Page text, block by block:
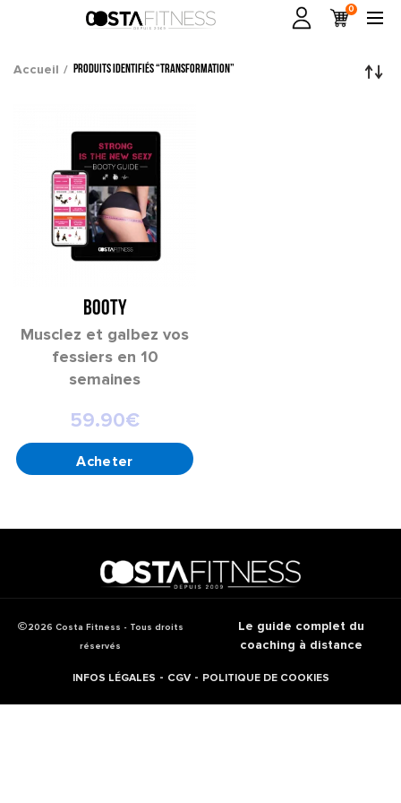
0
Accueil Produits identifiés “transformation”
BOOTY
Musclez et galbez vos
fessiers en 10
semaines
59.90€
2026 Costa Fitness - Tous droits
réservés
Le guide complet du
coaching à distance
INFOS LÉGALES - CGV- POLITIQUE DE COOKIES